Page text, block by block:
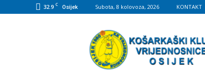
32.9 C Osijek Subota, 8 kolovoza, 2026 KONTAKT
KK
VROS